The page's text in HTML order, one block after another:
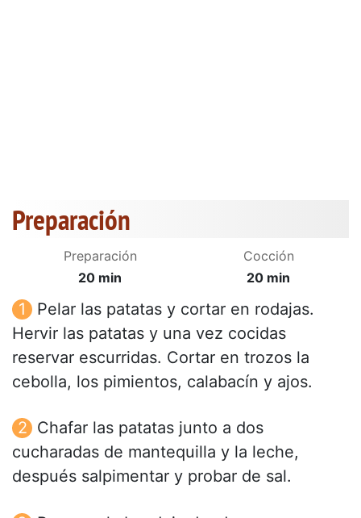
Preparación
Preparación
20 min
Cocción
20 min
Pelar las patatas y cortar en rodajas.
Hervir las patatas y una vez cocidas
reservar escurridas. Cortar en trozos la
cebolla, los pimientos, calabacín y ajos.
Chafar las patatas junto a dos
cucharadas de mantequilla y la leche,
después salpimentar y probar de sal.